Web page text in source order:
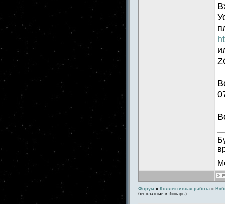
Форум » Коллективная работа »
бесплатные вэбинары)